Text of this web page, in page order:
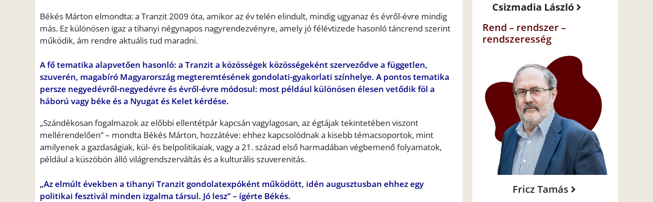
Békés Márton elmondta: a Tranzit 2009 óta, amikor az év telén elindult, mindig ugyanaz és évről-évre mindig
más. Ez különösen igaz a tihanyi négynapos nagyrendezvényre, amely jó félévtizede hasonló táncrend szerint
működik, ám rendre aktuális tud maradni.
A fő tematika alapvetően hasonló: a Tranzit a közösségek közösségeként szerveződve a független,
szuverén, magabíró Magyarország megteremtésének gondolati-gyakorlati színhelye. A pontos tematika
persze negyedévről-negyedévre és évről-évre módosul: most például különösen élesen vetődik föl a
háború vagy béke és a Nyugat és Kelet kérdése.
„Szándékosan fogalmazok az előbbi ellentétpár kapcsán vagylagosan, az égtájak tekintetében viszont
mellérendelően”– mondta Békés Márton, hozzátéve: ehhez kapcsolódnak a kisebb témacsoportok, mint
amilyenek a gazdaságiak, kül- és belpolitikaiak, vagy a 21. század első harmadában végbemenő folyamatok,
például a küszöbön álló világrendszerváltás és a kulturális szuverenitás.
„Az elmúlt években a tihanyi Tranzit gondolatexpóként működött, idén augusztusban ehhez egy
politikai fesztivál minden izgalma társul. Jó lesz”– ígérte Békés.
Csizmadia László
Rend – rendszer –
rendszeresség
Fricz Tamás